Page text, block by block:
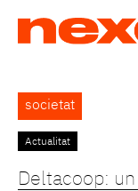
Back
to
top
societat
Actualitat
Deltacoop:
Pàgines